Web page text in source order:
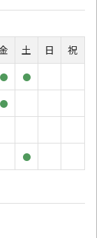
土 日
祝
● ●
●
●